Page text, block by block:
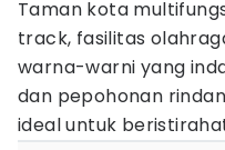
Taman kota
track, fasilitas
warna-warni yang
dan pepohonan
ideal untuk